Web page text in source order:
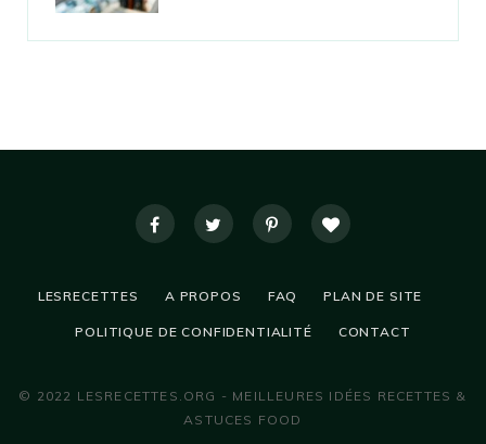
LESRECETTES A PROPOS FAQ PLAN DE SITE
POLITIQUE DE CONFIDENTIALITÉ CONTACT
© 2022 LESRECETTES.ORG - MEILLEURES IDÉES RECETTES &
ASTUCES FOOD